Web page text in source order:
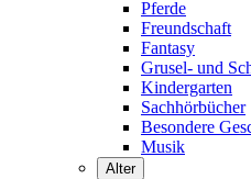
Pferde
Freundschaft
Fantasy
Grusel- und
Kindergarten
Sachhörbücher
Besondere
Musik
Alter